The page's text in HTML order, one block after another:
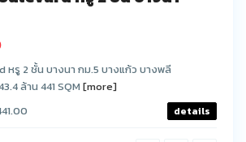
หรู 2 ชั้น บางนา กม.5 บางแก้ว บางพลี
ล้าน 441 SQM [more]
details